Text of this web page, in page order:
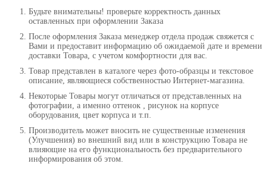
Будьте внимательны! проверьте корректность данных
оставленных при оформлении Заказа
После оформления Заказа менеджер отдела продаж свяжется с
Вами и предоставит информацию об ожидаемой дате и времени
доставки Товара, с учетом комфортности для вас.
Товар представлен в каталоге через фото-образцы и текстовое
описание, являющиеся собственностью Интернет-магазина.
Некоторые Товары могут отличаться от представленных на
фотографии, а именно оттенок , рисунок на корпусе
оборудования, цвет корпуса и т.п.
Производитель может вносить не существенные изменения
(Улучшения) во внешний вид или в конструкцию Товара не
влияющие на его функциональность без предварительного
информирования об этом.